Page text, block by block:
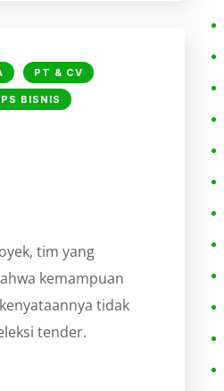
PT & CV
BISNIS
tim yang
kemampuan
tidak
tender.